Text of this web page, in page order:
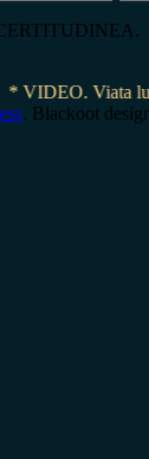
Viata lui
. Blackoot